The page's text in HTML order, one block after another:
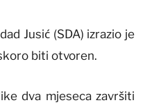
Jusić (SDA) izrazio je
biti otvoren.
dva mjeseca završiti